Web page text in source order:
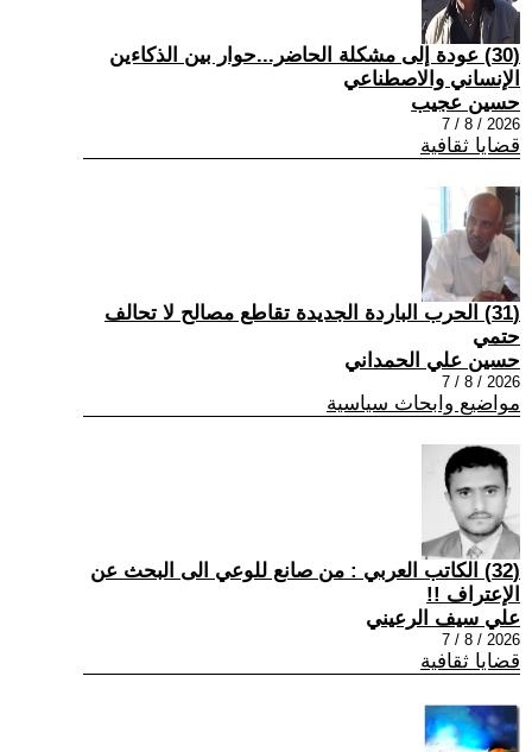
(30) عودة إلى مشكلة الحاضر...حوار بين الذكاءين
الإنساني والاصطناعي
حسين عجيب
2026 / 8 / 7
قضايا ثقافية
(31) الحرب الباردة الجديدة تقاطع مصالح لا تحالف
حتمي
حسين علي الحمداني
2026 / 8 / 7
مواضيع وابحاث سياسية
(32) الكاتب العربي : من صانع للوعي الى البحث عن
الإعتراف !!
علي سيف الرعيني
2026 / 8 / 7
قضايا ثقافية